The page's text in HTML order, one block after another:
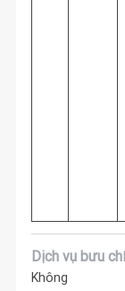
Dịch vụ bưu
Không